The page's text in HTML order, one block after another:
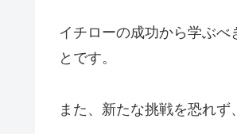
イチローの成功から学ぶ
とです。
また、新たな挑戦を恐れ